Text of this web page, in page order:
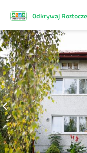
Odkrywaj Roztocze